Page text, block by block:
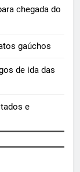
chegada do
gaúchos
de ida das
e